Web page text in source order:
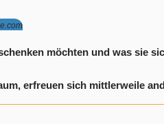
möchten und was sie
erfreuen sich mittlerweile